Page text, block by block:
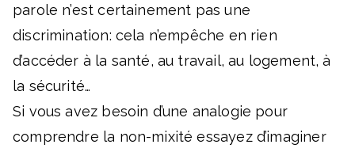
parole n’est certainement pas une
discrimination: cela n’empêche en rien
d’accéder à la santé, au travail, au logement, à
la sécurité…
Si vous avez besoin d’une analogie pour
comprendre la non-mixité essayez d’imaginer